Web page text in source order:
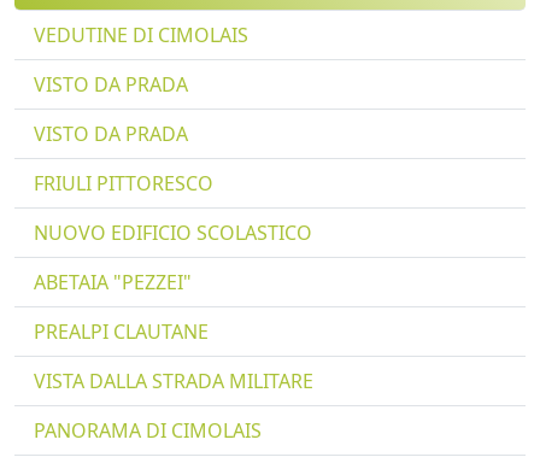
VEDUTINE DI CIMOLAIS
VISTO DA PRADA
VISTO DA PRADA
FRIULI PITTORESCO
NUOVO EDIFICIO SCOLASTICO
ABETAIA "PEZZEI"
PREALPI CLAUTANE
VISTA DALLA STRADA MILITARE
PANORAMA DI CIMOLAIS